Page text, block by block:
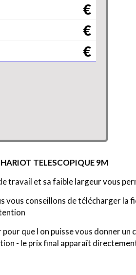
€
€
€
TELESCOPIQUE 9M
travail et sa faible largeur vous
conseillons de télécharger la
que l on puisse vous donner un
- le prix final apparaît